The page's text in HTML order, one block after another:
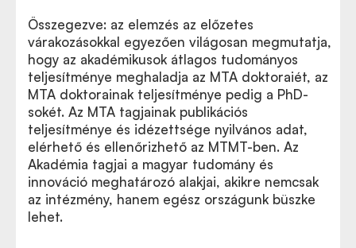
Összegezve: az elemzés az előzetes
várakozásokkal egyezően világosan megmutatja,
hogy az akadémikusok átlagos tudományos
teljesítménye meghaladja az MTA doktoraiét, az
MTA doktorainak teljesítménye pedig a PhD-
sokét. Az MTA tagjainak publikációs
teljesítménye és idézettsége nyilvános adat,
elérhető és ellenőrizhető az MTMT-ben. Az
Akadémia tagjai a magyar tudomány és
innováció meghatározó alakjai, akikre nemcsak
az intézmény, hanem egész országunk büszke
lehet.